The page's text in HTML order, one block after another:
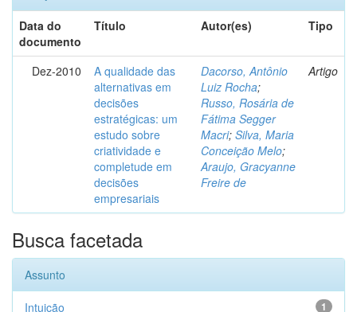
Data do
documento
Título Autor(es) Tipo
Dez-2010
A qualidade das
alternativas em
decisões
estratégicas: um
estudo sobre
criatividade e
completude em
decisões
empresariais
Dacorso, Antônio
Luiz Rocha;
Russo, Rosária de
Fátima Segger
Macri; Silva, Maria
Conceição Melo;
Araujo, Gracyanne
Freire de
Artigo
Busca facetada
Assunto
1
Intuição